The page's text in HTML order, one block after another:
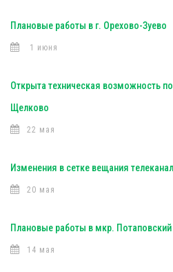
Плановые работы в г. Орехово-Зуево
1 июня
Открыта техническая возможность
Щелково
22 мая
Изменения в сетке вещания
20 мая
Плановые работы в мкр. Потаповский
14 мая